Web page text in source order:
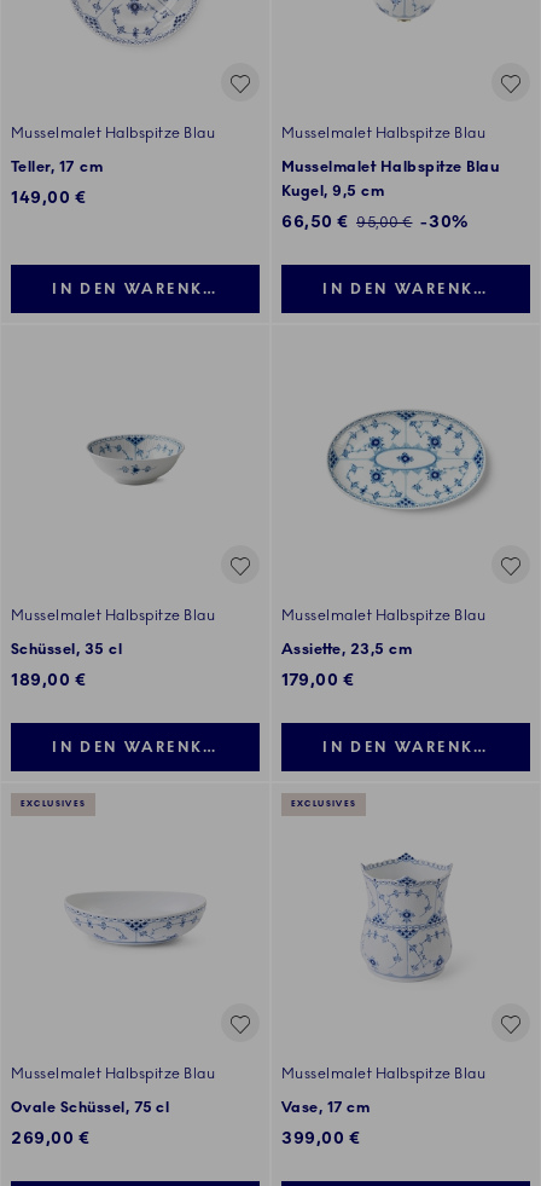
Musselmalet Halbspitze Blau
Teller, 17 cm
149,00 €
IN DEN WARENKORB LEGEN
Musselmalet Halbspitze Blau
Musselmalet Halbspitze Blau
Kugel, 9,5 cm
Reduzierter Preis:
66,50 € Normaler Preis:
95,00 € -30%
IN DEN WARENKORB
Musselmalet Halbspitze Blau
Schüssel, 35 cl
189,00 €
IN DEN WARENKORB LEGEN
Musselmalet Halbspitze Blau
Assiette, 23,5 cm
179,00 €
IN DEN WARENKORB
EXCLUSIVES
Musselmalet Halbspitze Blau
Ovale Schüssel, 75 cl
269,00 €
EXCLUSIVES
Musselmalet Halbspitze Blau
Vase, 17 cm
399,00 €